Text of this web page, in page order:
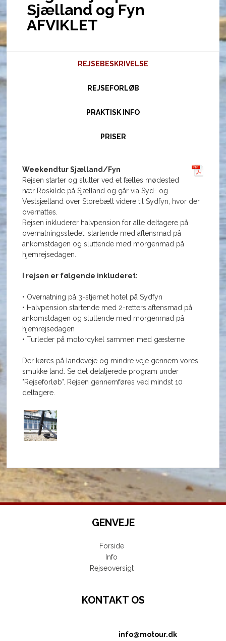
Sjælland og Fyn
AFVIKLET
REJSEBESKRIVELSE
REJSEFORLØB
PRAKTISK INFO
PRISER
Weekendtur Sjælland/Fyn
Rejsen starter og slutter ved et fælles mødested
nær Roskilde på Sjælland og går via Syd- og
Vestsjælland over Storebælt videre til Sydfyn, hvor der
overnattes.
Rejsen inkluderer halvpension for alle deltagere på
overnatningsstedet, startende med aftensmad på
ankomstdagen og sluttende med morgenmad på
hjemrejsedagen.
I rejsen er følgende inkluderet:
• Overnatning på 3-stjernet hotel på Sydfyn
• Halvpension startende med 2-retters aftensmad på
ankomstdagen og sluttende med morgenmad på
hjemrejsedagen
• Turleder på motorcykel sammen med gæsterne
Der køres på landeveje og mindre veje gennem vores
smukke land. Se det detaljerede program under
"Rejseforløb". Rejsen gennemføres ved mindst 10
deltagere.
GENVEJE
Forside
Info
Rejseoversigt
KONTAKT OS
info@motour.dk